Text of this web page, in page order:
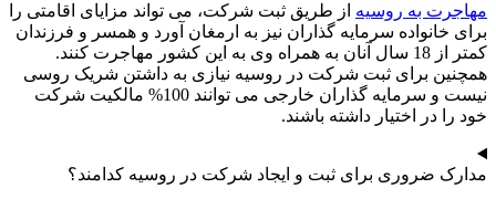
مهاجرت به روسیه از طریق ثبت شرکت، می تواند مزایای اقامتی را
برای خانواده سرمایه گذاران نیز به ارمغان آورد و همسر و فرزندان
کمتر از 18 سال آنان به همراه وی به این کشور مهاجرت کنند.
همچنین برای ثبت شرکت در روسیه نیازی به داشتن شریک روسی
نیست و سرمایه گذاران خارجی می توانند 100% مالکیت شرکت
خود را در اختیار داشته باشند.
مدارک ضروری برای ثبت و ایجاد شرکت در روسیه کدامند؟